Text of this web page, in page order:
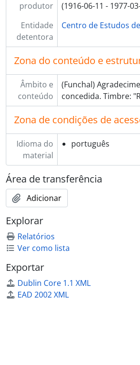
produtor
(1916-06-11 - 1977-
Entidade
detentora
Centro de Estudos
Zona do conteúdo e
Âmbito e
conteúdo
(Funchal)
concedida. Timbre:
Zona de condições de
Idioma do
material
português
Área de transferência
Adicionar
Explorar
Relatórios
Ver como lista
Exportar
Dublin Core 1.1 XML
EAD 2002 XML